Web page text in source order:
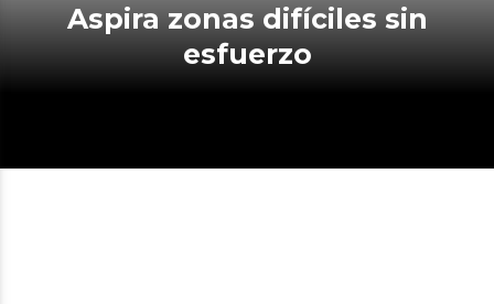
Aspira zonas difíciles sin
esfuerzo